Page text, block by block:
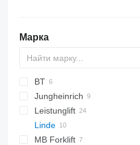
Марка
BT
LHM
EP
A-series
CBD
CBD
P-series
Jungheinrich
AMX
EME
Leistunglift
Linde
HPT
MB Forklift